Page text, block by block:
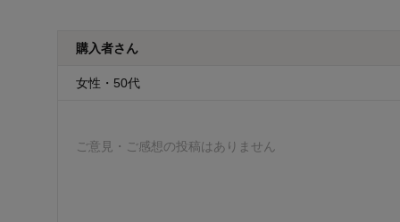
購入者さん
女性・50代
ご意見・ご感想の投稿はありません